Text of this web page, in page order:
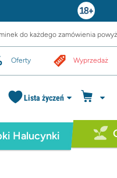
do każdego zamówienia
Oferty Wyprzedaż
Lista życzeń
Halucynki